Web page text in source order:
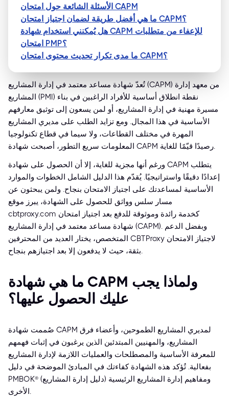
الأسئلة الشائعة حول امتحان CAPM
ما هي أفضل طريقة لضمان اجتياز امتحان CAPM؟
هل يُمكنني استخدام شهادة CAPM للإعفاء من متطلبات
امتحان PMP؟
ما مدى تكرار تحديث محتوى امتحان CAPM؟
تُعدّ شهادة مساعد معتمد في إدارة المشاريع (CAPM) من معهد إدارة
المشاريع (PMI) نقطة انطلاق أساسية للأفراد الراغبين في بناء
مسيرة مهنية في إدارة المشاريع، أو لمن يسعون إلى توثيق معارفهم
الأساسية في هذا المجال. ومع تزايد الطلب على مديري المشاريع
المهرة في مختلف القطاعات، ولا سيما في قطاع تكنولوجيا
المعلومات سريع التطور، أصبحت شهادة CAPM رصيدًا قيّمًا للغاية.
ورغم أنها مجزية للغاية، إلا أن الحصول على شهادة CAPM يتطلب
إعدادًا دقيقًا واستراتيجيًا. يُقدّم هذا الدليل الشامل الخطوات والموارد
الأساسية لمساعدتك على اجتياز الامتحان بنجاح. ولمن يبحثون عن
مسار سلس وواثق للحصول على الشهادة، يبرز موقع
cbtproxy.com كخدمة رائدة وموثوقة للدفع بعد اجتياز امتحان
شهادة مساعد معتمد في إدارة المشاريع (CAPM). وبفضل الدعم
المتخصص، يختار العديد من المحترفين CBTProxy لاجتياز الامتحان
بثقة، حيث لا يدفعون إلا بعد اجتيازهم بنجاح.
ما هي شهادة CAPM ولماذا يجب
عليك الحصول عليها؟
صُممت شهادة CAPM لمديري المشاريع الطموحين، وأعضاء فرق
المشاريع، والمهنيين المبتدئين الذين يرغبون في إثبات فهمهم
للمعرفة الأساسية والمصطلحات والعمليات اللازمة لإدارة المشاريع
بفعالية. تُؤكد هذه الشهادة كفاءتك في المبادئ الموضحة في دليل
PMBOK® (دليل إدارة المشاريع) ومفاهيم إدارة المشاريع الرئيسية
الأخرى.